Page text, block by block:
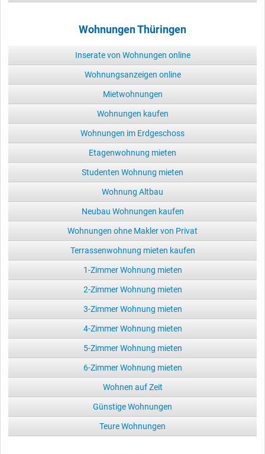
Wohnungen Thüringen
Inserate von Wohnungen online
Wohnungsanzeigen online
Mietwohnungen
Wohnungen kaufen
Wohnungen im Erdgeschoss
Etagenwohnung mieten
Studenten Wohnung mieten
Wohnung Altbau
Neubau Wohnungen kaufen
Wohnungen ohne Makler von Privat
Terrassenwohnung mieten kaufen
1-Zimmer Wohnung mieten
2-Zimmer Wohnung mieten
3-Zimmer Wohnung mieten
4-Zimmer Wohnung mieten
5-Zimmer Wohnung mieten
6-Zimmer Wohnung mieten
Wohnen auf Zeit
Günstige Wohnungen
Teure Wohnungen